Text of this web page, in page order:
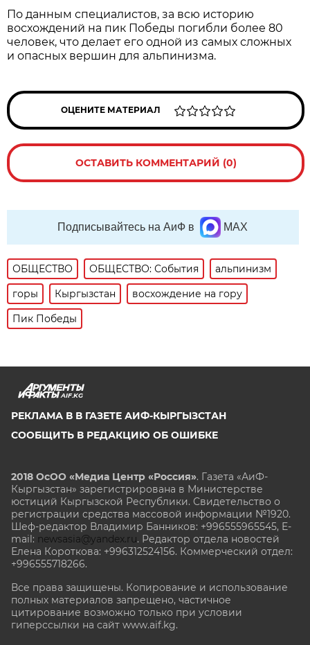
По данным специалистов, за всю историю
восхождений на пик Победы погибли более 80
человек, что делает его одной из самых сложных
и опасных вершин для альпинизма.
ОЦЕНИТЕ МАТЕРИАЛ
ОСТАВИТЬ КОММЕНТАРИЙ (0)
Подписывайтесь на АиФ в MAX
ОБЩЕСТВО ОБЩЕСТВО: События
альпинизм
горы
Кыргызстан
восхождение на гору
Пик Победы
AIF.KG
РЕКЛАМА В В ГАЗЕТЕ АИФ-КЫРГЫЗСТАН
СООБЩИТЬ В РЕДАКЦИЮ ОБ ОШИБКЕ
2018 ОсОО «Медиа Центр «Россия». Газета «АиФ-
Кыргызстан» зарегистрирована в Министерстве
юстиций Кыргызской Республики. Свидетельство о
регистрации средства массовой информации №1920.
Шеф-редактор Владимир Банников: +996555965545, E-
mail: newsasia@yandex.ru. Редактор отдела новостей
Елена Короткова: +996312524156. Коммерческий отдел:
+996555718266.
Все права защищены. Копирование и использование
полных материалов запрещено, частичное
цитирование возможно только при условии
гиперссылки на сайт www.aif.kg.